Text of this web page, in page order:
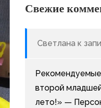
Свежие
Светлана к
Рекомендуемые
второй
лето!» —